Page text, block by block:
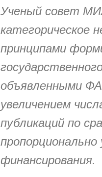
Ученый совет
категорическое
принципами
объявленными
увеличением
публикаций по
пропорционально
финансирования.